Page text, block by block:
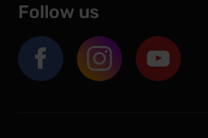
Follow us